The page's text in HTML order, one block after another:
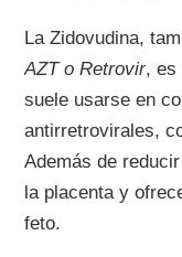
La Zidovudina,
AZT o Retrovir, es
suele usarse en
antirretrovirales,
Además de
la placenta y
feto.